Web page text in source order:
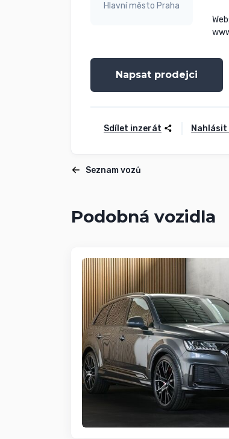
Hlavní město Praha
Web:
Napsat prodejci
Sdílet inzerát
Seznam vozů
Podobná vozidla